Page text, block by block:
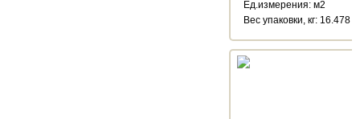
Ед.измерения: м2
Веc упаковки, кг: 16.478